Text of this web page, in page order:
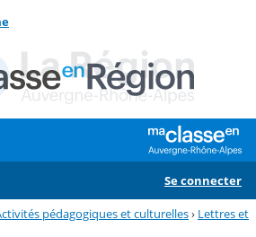
Se connecter
pédagogiques et culturelles› Lettres et